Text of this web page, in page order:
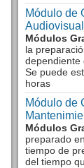
Módulo de
Módulos
la
dependiente
Se puede
horas
Módulo de
Módulos
preparado
tiempo de
del tiempo